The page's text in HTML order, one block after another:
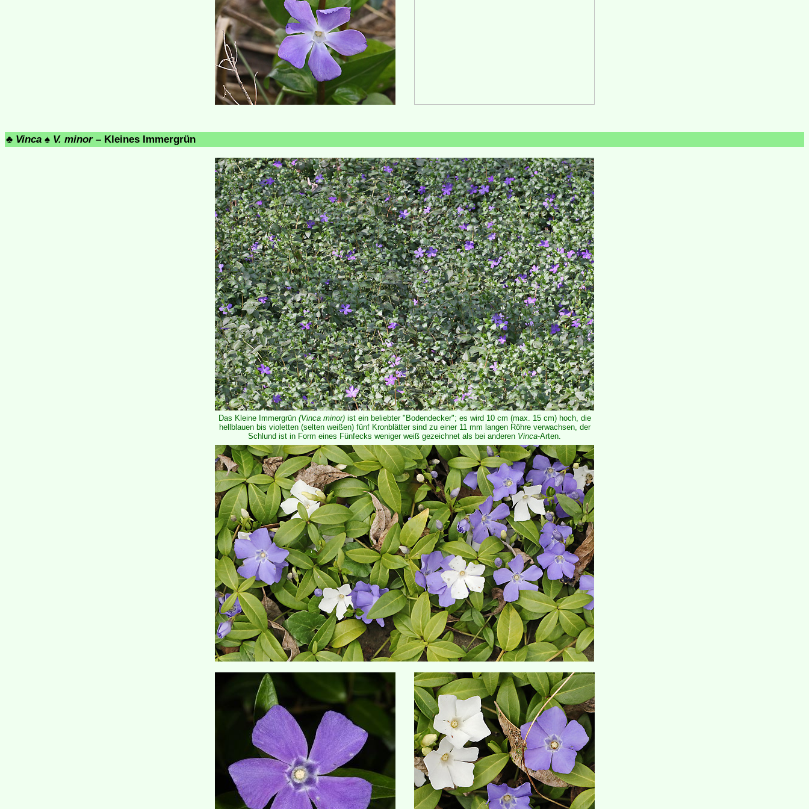
♣ Vinca ♠ V. minor– Kleines Immergrün
Das Kleine Immergrün (Vinca minor)ist ein beliebter "Bodendecker"; es wird 10 cm (max. 15 cm) hoch, die
hellblauen bis violetten (selten weißen) fünf Kronblätter sind zu einer 11 mm langen Röhre verwachsen, der
Schlund ist in Form eines Fünfecks weniger weiß gezeichnet als bei anderen Vinca-Arten.